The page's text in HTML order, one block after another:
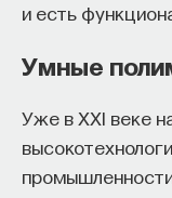
и есть
Умные
Уже в XXI веке
ТЕХНОЛОГИИ
ПРОГРАММНАЯ
Вероятно,
содержит
В некоторых
преимущество